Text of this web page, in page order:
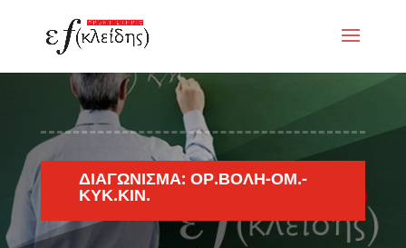
ΔΙΑΓΏΝΙΣΜΑ: ΟΡ.ΒΟΛΉ-ΟΜ.-
ΚΥΚ.ΚΊΝ.